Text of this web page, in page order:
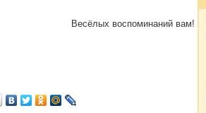
Весёлых воспоминаний вам!